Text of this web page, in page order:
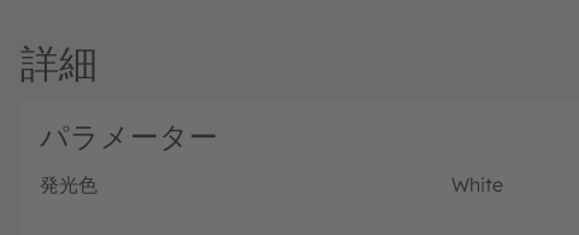
詳細
パラメーター
発光色 White